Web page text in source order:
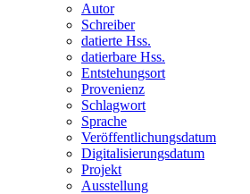
Autor
Schreiber
datierte Hss.
datierbare Hss.
Entstehungsort
Provenienz
Schlagwort
Sprache
Veröffentlichungsdatum
Digitalisierungsdatum
Projekt
Ausstellung